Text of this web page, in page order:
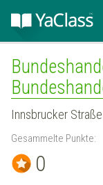
Innsbrucker
Gesammelte Punkte:
0